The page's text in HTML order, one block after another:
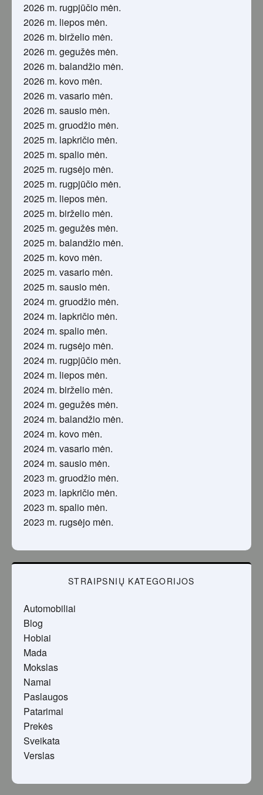
2026 m. rugpjūčio mėn.
2026 m. liepos mėn.
2026 m. birželio mėn.
2026 m. gegužės mėn.
2026 m. balandžio mėn.
2026 m. kovo mėn.
2026 m. vasario mėn.
2026 m. sausio mėn.
2025 m. gruodžio mėn.
2025 m. lapkričio mėn.
2025 m. spalio mėn.
2025 m. rugsėjo mėn.
2025 m. rugpjūčio mėn.
2025 m. liepos mėn.
2025 m. birželio mėn.
2025 m. gegužės mėn.
2025 m. balandžio mėn.
2025 m. kovo mėn.
2025 m. vasario mėn.
2025 m. sausio mėn.
2024 m. gruodžio mėn.
2024 m. lapkričio mėn.
2024 m. spalio mėn.
2024 m. rugsėjo mėn.
2024 m. rugpjūčio mėn.
2024 m. liepos mėn.
2024 m. birželio mėn.
2024 m. gegužės mėn.
2024 m. balandžio mėn.
2024 m. kovo mėn.
2024 m. vasario mėn.
2024 m. sausio mėn.
2023 m. gruodžio mėn.
2023 m. lapkričio mėn.
2023 m. spalio mėn.
2023 m. rugsėjo mėn.
STRAIPSNIŲ KATEGORIJOS
Automobiliai
Blog
Hobiai
Mada
Mokslas
Namai
Paslaugos
Patarimai
Prekės
Sveikata
Verslas